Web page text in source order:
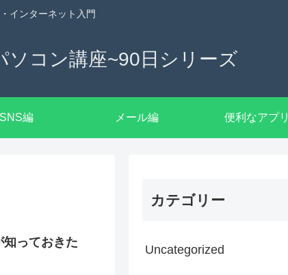
インターネット入門
コン講座~90日シリーズ
SNS編 メール編 便利なアプリ
っておきた
カテゴリー
Uncategorized